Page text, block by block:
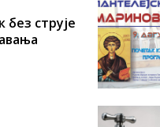
без струје